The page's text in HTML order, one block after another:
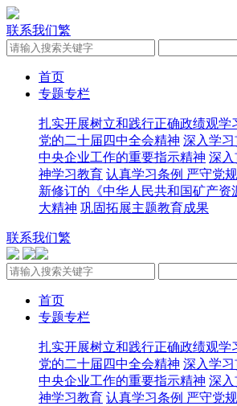
联系我们繁
首页
专题专栏
扎实开展树立和践行正确政绩观学
党的二十届四中全会精神 深入学
中央企业工作的重要指示精神 深
神学习教育 认真学习条例 严守党
新修订的《中华人民共和国矿产资
大精神 巩固拓展主题教育成果
联系我们繁
首页
专题专栏
扎实开展树立和践行正确政绩观学
党的二十届四中全会精神 深入学
中央企业工作的重要指示精神 深
神学习教育 认真学习条例 严守党